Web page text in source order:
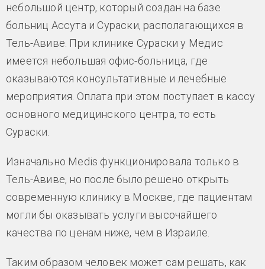
небольшой центр, который создан на базе
больниц Ассута и Сураски, располагающихся в
Тель-Авиве. При клинике Сураски у Медис
имеется небольшая офис-больница, где
оказываются консультативные и лечебные
мероприятия. Оплата при этом поступает в кассу
основного медицинского центра, то есть
Сураски.
Изначально Medis функционировала только в
Тель-Авиве, но после было решено открыть
современную клинику в Москве, где пациентам
могли бы оказывать услуги высочайшего
качества по ценам ниже, чем в Израиле.
Таким образом человек может сам решать, как